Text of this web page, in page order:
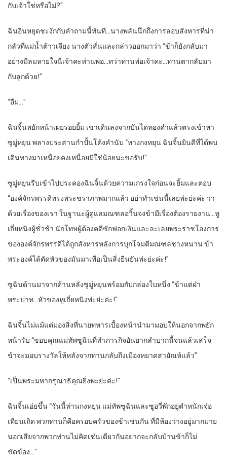
กับเจ้าใช่หรือไม่?”
ฉินอินหยุดชะงักกับคำถามนี้ทันที…นางพลันนึกถึงการลอบสังหารที่น่า
กลัวที่แม่น้ำต้าวเจียง นางตัวสั่นและกล่าวออกมาว่า “ข้าก็ยังกลับมา
อย่างมีลมหายใจนี่เจ้าคะท่านพ่อ…ทว่าท่านพ่อเจ้าคะ…ท่านตากลับมา
กับลูกด้วย!”
“อืม…”
ฉินจิ้นพยักหน้าเผยรอยยิ้ม เขาเดินลงจากบันไดทองคำแล้วตรงเข้าหา
ซูมู่หยุน พลางประสานกำปั้นโค้งคำนับ “ทางกงหยุน ฉินจิ้นยินดีที่ได้พบ
เดินทางมาเหนื่อยคงเหนื่อยมิใช่น้อยนะขอรับ!”
ซูมู่หยุนรีบเข้าไปประคองฉินจิ้นด้วยความเกรงใจก่อนจะยิ้มและตอบ
“องค์จักรพรรดิทรงพระชราภาพมากแล้ว อย่าทำเช่นนี้เลยพ่ะย่ะค่ะ ว่า
ด้วยเรื่องของเรา ในฐานะผู้ดูแลมณฑลอวิ้นจงข้ามีเรื่องต้องรายงาน…หู
เถี่ยหนิงผู้ชั่วช้า นักโทษผู้ต้องคดีซักฟอกเงินและละเลยพระราชโองการ
ขององค์จักรพรรดิได้ถูกสังหารหลังการบุกโจมตีมณฑลชางหนาน ข้า
พระองค์ได้ตัดหัวของมันมาเพื่อเป็นสิ่งยืนยันพ่ะย่ะค่ะ!”
ซูฉินด้านมาจากด้านหลังซูมู่หยุนพร้อมกับกล่องใบหนึ่ง “ข้าแต่ฝ่า
พระบาท…หัวของหูเถี่ยหนิงพ่ะย่ะค่ะ!”
ฉินจิ้นไม่แม้แต่มองสิ่งที่นายทหารเบื้องหน้านำมามอบให้นอกจากพยัก
หน้ารับ “ขอบคุณแม่ทัพซูฉินที่ทำภารกิจอันยากลำบากนี้จนแล้วเสร็จ
ข้าจะมอบรางวัลให้หลังจากท่านกลับถึงเมืองหยาดสายัณห์แล้ว”
“เป็นพระมหากรุณาธิคุณยิ่งพ่ะย่ะค่ะ!”
ฉินจิ้นเอ่ยขึ้น “วันนี้ท่านกงหยุน แม่ทัพซูฉินและซูอวี่พักอยู่ตำหนักเจ๋อ
เทียนเถิด พวกท่านก็คือครอบครัวของข้าเช่นกัน ที่มีห้องว่างอยู่มากมาย
นอกเสียจากพวกท่านไม่คิดเช่นเดียวกันอยากจะกลับบ้านข้าก็ไม่
ขัดข้อง…”